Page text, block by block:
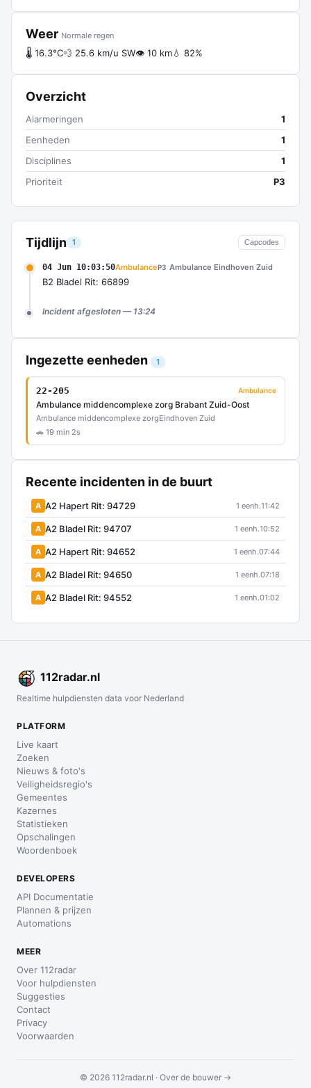
Tijdlijn 1 Capcodes
04 Jun 10:03:50AmbulanceP3 Ambulance Eindhoven Zuid
B2 Bladel Rit: 66899
Incident afgesloten — 13:24
Ingezette eenheden 1
22-205 Ambulance
Ambulance middencomplexe zorg Brabant Zuid-Oost
Ambulance middencomplexe zorgEindhoven Zuid
🚗 19 min 2s
Recente incidenten in de buurt
A A2 Hapert Rit: 94729 1 eenh.11:42
A A2 Bladel Rit: 94707 1 eenh.10:52
A A2 Hapert Rit: 94652 1 eenh.07:44
A A2 Bladel Rit: 94650 1 eenh.07:18
A A2 Bladel Rit: 94552 1 eenh.01:02
Weer Normale regen
🌡 16.3°C💨 25.6 km/u SW👁 10 km💧 82%
Overzicht
Alarmeringen
1
Eenheden
1
Disciplines
1
Prioriteit
P3
112radar.nl
Realtime hulpdiensten data voor Nederland
PLATFORM
Live kaart
Zoeken
Nieuws & foto's
Veiligheidsregio's
Gemeentes
Kazernes
Statistieken
Opschalingen
Woordenboek
DEVELOPERS
API Documentatie
Plannen & prijzen
Automations
MEER
Over 112radar
Voor hulpdiensten
Suggesties
Contact
Privacy
Voorwaarden
© 2026 112radar.nl · Over de bouwer →